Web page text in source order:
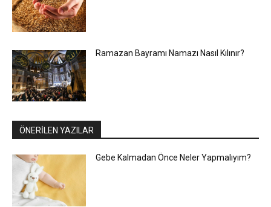
Ramazan Bayramı Namazı Nasıl Kılınır?
ÖNERİLEN YAZILAR
Gebe Kalmadan Önce Neler Yapmalıyım?